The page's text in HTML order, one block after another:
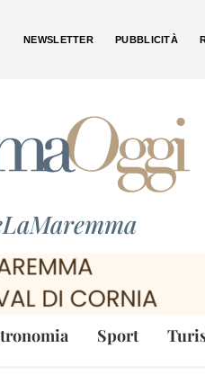
NEWSLETTER PUBBLICITÀ
Sport